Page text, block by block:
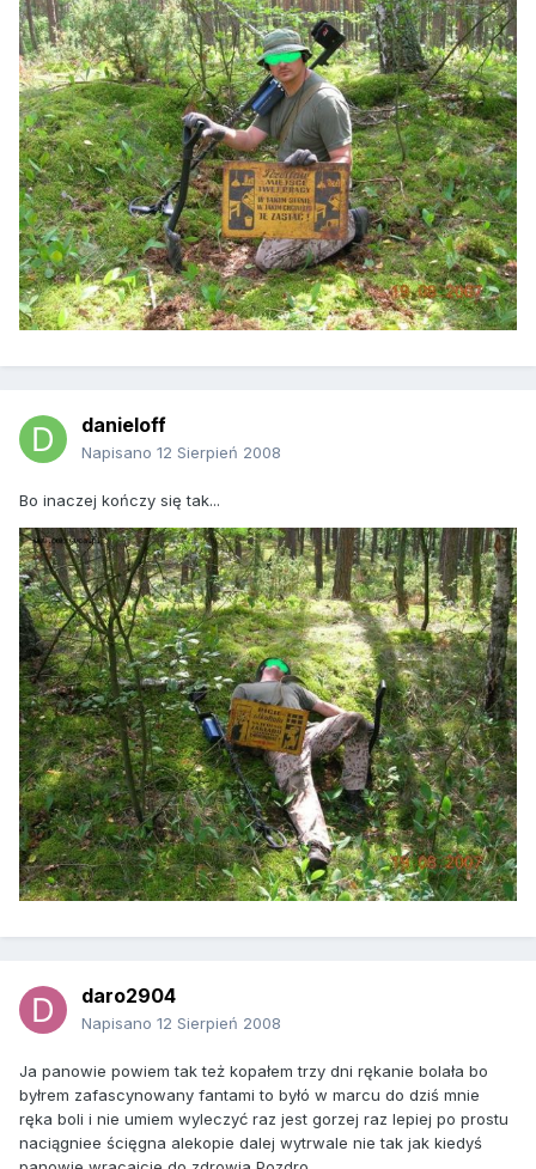
danieloff
Napisano 12 Sierpień 2008
Bo inaczej kończy się tak...
daro2904
Napisano 12 Sierpień 2008
Ja panowie powiem tak też kopałem trzy dni rękanie bolała bo
byłrem zafascynowany fantami to byłó w marcu do dziś mnie
ręka boli i nie umiem wyleczyć raz jest gorzej raz lepiej po prostu
naciągniee ścięgna alekopie dalej wytrwale nie tak jak kiedyś